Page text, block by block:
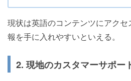
現状は英語のコンテンツにアク
報を手に入れやすいといえる。
2. 現地のカスタマーサポー